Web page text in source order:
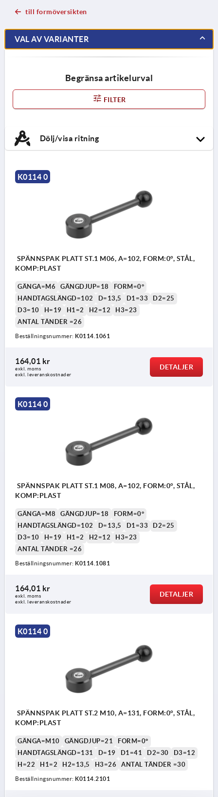
till formöversikten
VAL AV VARIANTER
Begränsa artikelurval
FILTER
Dölj/visa ritning
K0114 0
SPÄNNSPAK PLATT ST.1 M06, A=102, FORM:0°, STÅL,
KOMP:PLAST
GÄNGA=M6 GÄNGDJUP=18
FORM=0°
HANDTAGSLÄNGD=102
D=13,5 D1=33
D2=25
D3=10
H=19 H1=2 H2=12
H3=23
ANTAL TÄNDER =26
Beställningsnummer: K0114.1061
164,01 kr
exkl. moms
exkl. leveranskostnader
DETALJER
K0114 0
SPÄNNSPAK PLATT ST.1 M08, A=102, FORM:0°, STÅL,
KOMP:PLAST
GÄNGA=M8 GÄNGDJUP=18
FORM=0°
HANDTAGSLÄNGD=102
D=13,5 D1=33
D2=25
D3=10
H=19 H1=2 H2=12
H3=23
ANTAL TÄNDER =26
Beställningsnummer: K0114.1081
164,01 kr
exkl. moms
exkl. leveranskostnader
DETALJER
K0114 0
SPÄNNSPAK PLATT ST.2 M10, A=131, FORM:0°, STÅL,
KOMP:PLAST
GÄNGA=M10 GÄNGDJUP=21
FORM=0°
HANDTAGSLÄNGD=131
D=19 D1=41 D2=30
D3=12
H=22
H1=2 H2=13,5 H3=26 ANTAL TÄNDER =30
Beställningsnummer: K0114.2101